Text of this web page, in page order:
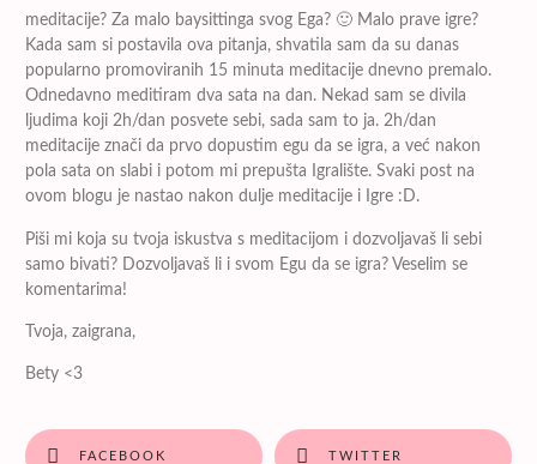
meditacije? Za malo baysittinga svog Ega? 🙂 Malo prave igre?
Kada sam si postavila ova pitanja, shvatila sam da su danas
popularno promoviranih 15 minuta meditacije dnevno premalo.
Odnedavno meditiram dva sata na dan. Nekad sam se divila
ljudima koji 2h/dan posvete sebi, sada sam to ja. 2h/dan
meditacije znači da prvo dopustim egu da se igra, a već nakon
pola sata on slabi i potom mi prepušta Igralište. Svaki post na
ovom blogu je nastao nakon dulje meditacije i Igre :D.
Piši mi koja su tvoja iskustva s meditacijom i dozvoljavaš li sebi
samo bivati? Dozvoljavaš li i svom Egu da se igra? Veselim se
komentarima!
Tvoja, zaigrana,
Bety <3
FACEBOOK TWITTER